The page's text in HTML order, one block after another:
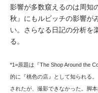
影響が多数窺えるのは周知
秋』にもルビッチの影響が
い。さらなる日記の分析を
る。
*1=原題は『The Shop Around the
的に『桃色の店』として知られる
されたが、撮影できなかった。脚